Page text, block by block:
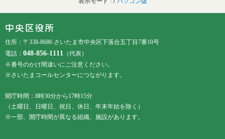
住所：〒338-8686 さいたま市中央区下落合五丁目7番10号
電話： 048-856-1111 （代表）
※番号のかけ間違いにご注意ください。
※さいたまコールセンターにつながります。
開庁時間：8時30分から17時15分
（土曜日、日曜日、祝日、休日、年末年始を除く）
※一部、開庁時間が異なる組織、施設があります。